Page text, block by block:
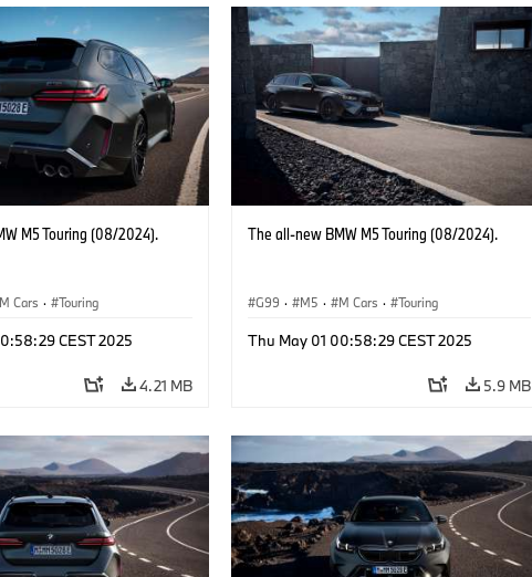
M5 Touring (08/2024).
M Cars · Touring
CEST 2025
4.21 MB
The all-new BMW M5 Touring (08/2024).
G99 · M5 · M Cars · Touring
Thu May 01 00:58:29 CEST 2025
5.9 MB